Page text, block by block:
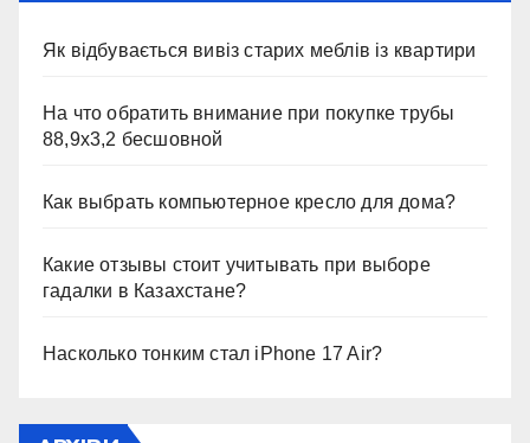
Як відбувається вивіз старих меблів із квартири
На что обратить внимание при покупке трубы
88,9х3,2 бесшовной
Как выбрать компьютерное кресло для дома?
Какие отзывы стоит учитывать при выборе
гадалки в Казахстане?
Насколько тонким стал iPhone 17 Air?